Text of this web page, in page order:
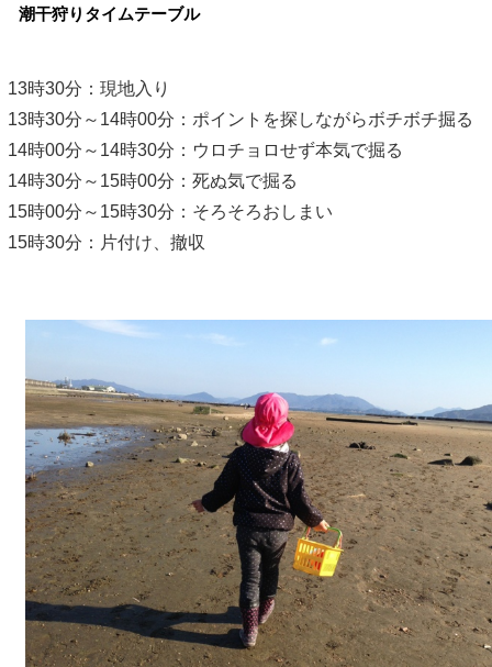
潮干狩りタイムテーブル
13時30分：現地入り
13時30分～14時00分：ポイントを探しながらボチボチ掘る
14時00分～14時30分：ウロチョロせず本気で掘る
14時30分～15時00分：死ぬ気で掘る
15時00分～15時30分：そろそろおしまい
15時30分：片付け、撤収